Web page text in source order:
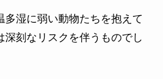
多湿に弱い動物たちを抱えて
深刻なリスクを伴うものでし